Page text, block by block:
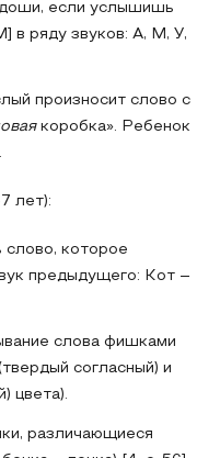
если услышишь
в ряду звуков: А, М, У,
произносит слово с
коробка». Ребенок
лет):
слово, которое
предыдущего: Кот –
слова фишками
согласный) и
цвета).
различающиеся